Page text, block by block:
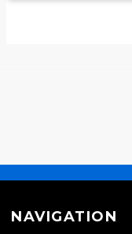
NAVIGATION